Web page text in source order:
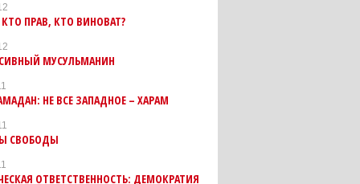
ПРАВ, КТО ВИНОВАТ?
МУСУЛЬМАНИН
НЕ ВСЕ ЗАПАДНОЕ – ХАРАМ
СВОБОДЫ
ОТВЕТСТВЕННОСТЬ: ДЕМОКРАТИЯ